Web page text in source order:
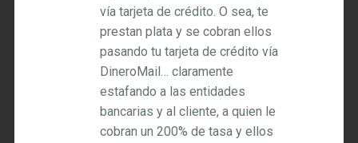
vía tarjeta de crédito. O sea, te
prestan plata y se cobran ellos
pasando tu tarjeta de crédito vía
DineroMail… claramente
estafando a las entidades
bancarias y al cliente, a quien le
cobran un 200% de tasa y ellos